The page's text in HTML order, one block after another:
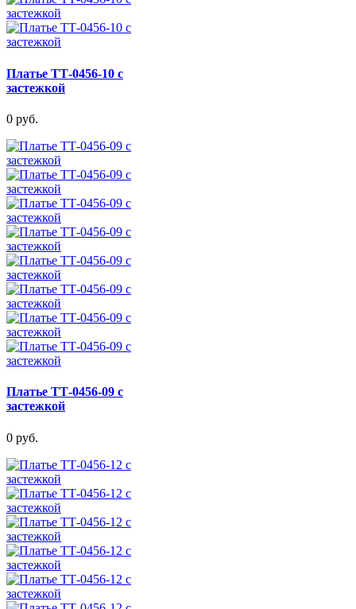
Платье ТТ-0456-10 с
застежкой
0 руб.
Платье ТТ-0456-09 с
застежкой
0 руб.